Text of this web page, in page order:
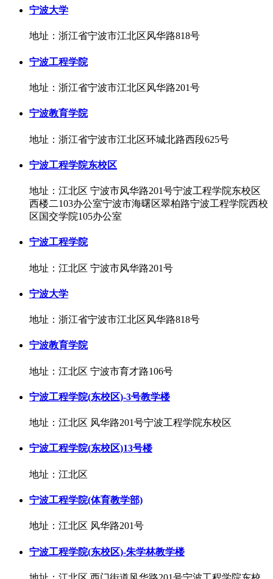
宁波大学
地址：浙江省宁波市江北区风华路818号
宁波工程学院
地址：浙江省宁波市江北区风华路201号
宁波教育学院
地址：浙江省宁波市江北区环城北路西段625号
宁波工程学院东校区
地址：江北区 宁波市风华路201号宁波工程学院东校区
西楼二103办公室宁波市海曙区翠柏路宁波工程学院西校
区国交学院105办公室
宁波工程学院
地址：江北区 宁波市风华路201号
宁波大学
地址：浙江省宁波市江北区风华路818号
宁波教育学院
地址：江北区 宁波市育才路106号
宁波工程学院(东校区)-3号教学楼
地址：江北区 风华路201号宁波工程学院东校区
宁波工程学院(东校区)13号楼
地址：江北区
宁波工程学院(体育教学部)
地址：江北区 风华路201号
宁波工程学院(东校区)-朱学林教学楼